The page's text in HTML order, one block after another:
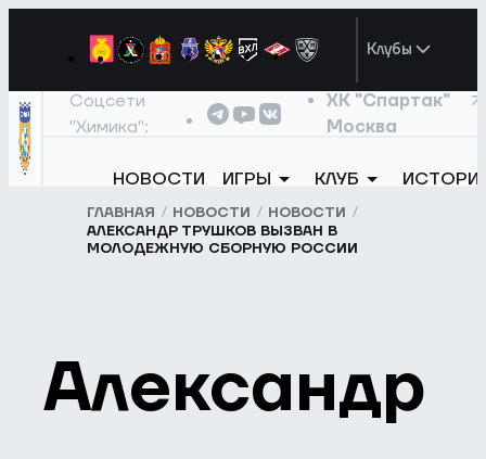
Клубы
Соцсети
"Химика":
ХК "Спартак"
Москва
НОВОСТИ ИГРЫ КЛУБ
ГЛАВНАЯ НОВОСТИ
НОВОСТИ
АЛЕКСАНДР ТРУШКОВ ВЫЗВАН В
МОЛОДЕЖНУЮ СБОРНУЮ РОССИИ
Александр